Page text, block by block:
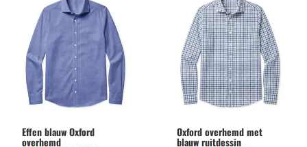
Effen blauw Oxford
overhemd
Oxford overhemd met
blauw ruitdessin